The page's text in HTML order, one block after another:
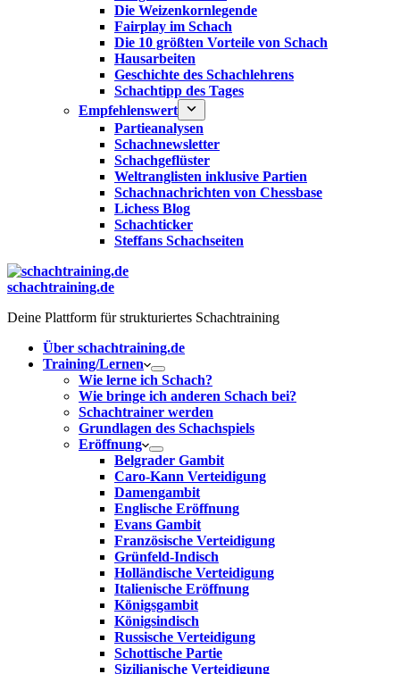
Die Weizenkornlegende
Fairplay im Schach
Die 10 größten Vorteile von Schach‎
Hausarbeiten
Geschichte des Schachlehrens
Schachtipp des Tages
Empfehlenswert
Partieanalysen
Schachnewsletter
Schachgeflüster
Weltranglisten inklusive Partien
Schachnachrichten von Chessbase
Lichess Blog
Schachticker
Steffans Schachseiten
schachtraining.de
Deine Plattform für strukturiertes Schachtraining
Über schachtraining.de
Training/Lernen
Wie lerne ich Schach?
Wie bringe ich anderen Schach bei?
Schachtrainer werden
Grundlagen des Schachspiels
Eröffnung
Belgrader Gambit
Caro-Kann Verteidigung
Damengambit
Englische Eröffnung
Evans Gambit
Französische Verteidigung
Grünfeld-Indisch
Holländische Verteidigung
Italienische Eröffnung
Königsgambit
Königsindisch
Russische Verteidigung
Schottische Partie
Sizilianische Verteidigung